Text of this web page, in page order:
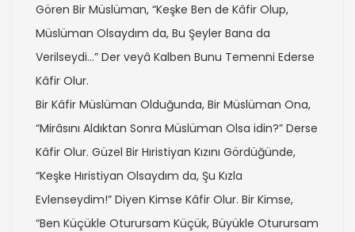
Gören Bir Müslüman, “Keşke Ben de Kâfir Olup,
Müslüman Olsaydım da, Bu Şeyler Bana da
Verilseydi…” Der veyâ Kalben Bunu Temenni Ederse
Kâfir Olur.
Bir Kâfir Müslüman Olduğunda, Bir Müslüman Ona,
“Mirâsını Aldıktan Sonra Müslüman Olsa idin?” Derse
Kâfir Olur. Güzel Bir Hıristiyan Kızını Gördüğünde,
“Keşke Hıristiyan Olsaydım da, Şu Kızla
Evlenseydim!” Diyen Kimse Kâfir Olur. Bir Kimse,
“Ben Küçükle Oturursam Küçük, Büyükle Oturursam